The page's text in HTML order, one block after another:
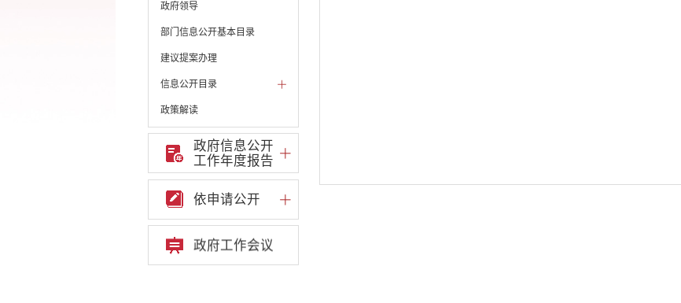
政府领导
部门信息公开基本目录
建议提案办理
信息公开目录
政策解读
机构职能和权责清单
自然资源政务公开
重点领域信息公开
重大建设项目信息
安全生产信息公开
民政信息公开
推进面向转移落户人员的
政府信息公开
工作年度报告
依申请公开
政府工作会议